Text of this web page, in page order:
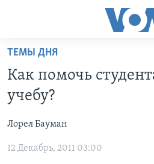
Перейти
основной
контент
Перейти
навигации
ПРОГРАММЫ
НОВОСТИ ЗА МИНУТУ
ИТОГИ
ПРОЕКТЫ
УЧИМ АНГЛИЙСКИЙ
НАША АМЕРИКАНСКАЯ
ЭКСПЕРТИЗА
ИНТЕРВЬЮ
ТЕМЫ ДНЯ
Как помочь
учебу?
Лорел Бауман
12 Декабрь, 2011 03:00